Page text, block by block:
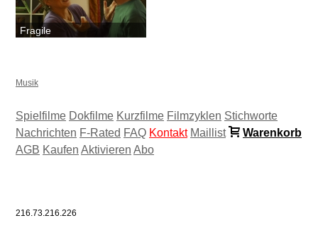
Fragile
Musik
Spielfilme Dokfilme Kurzfilme Filmzyklen Stichworte
Nachrichten F-Rated FAQ Kontakt Maillist
Warenkorb
AGB Kaufen Aktivieren Abo
216.73.216.226